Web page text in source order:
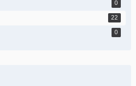
0
22
0